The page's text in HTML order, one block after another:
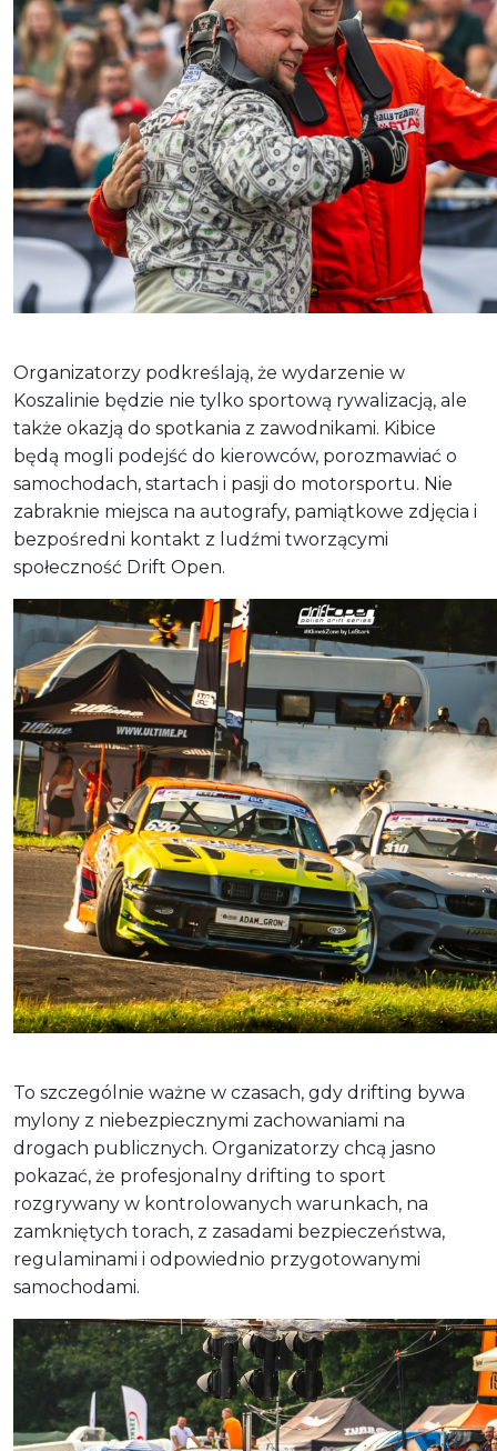
Organizatorzy podkreślają, że wydarzenie w
Koszalinie będzie nie tylko sportową rywalizacją, ale
także okazją do spotkania z zawodnikami. Kibice
będą mogli podejść do kierowców, porozmawiać o
samochodach, startach i pasji do motorsportu. Nie
zabraknie miejsca na autografy, pamiątkowe zdjęcia i
bezpośredni kontakt z ludźmi tworzącymi
społeczność Drift Open.
To szczególnie ważne w czasach, gdy drifting bywa
mylony z niebezpiecznymi zachowaniami na
drogach publicznych. Organizatorzy chcą jasno
pokazać, że profesjonalny drifting to sport
rozgrywany w kontrolowanych warunkach, na
zamkniętych torach, z zasadami bezpieczeństwa,
regulaminami i odpowiednio przygotowanymi
samochodami.